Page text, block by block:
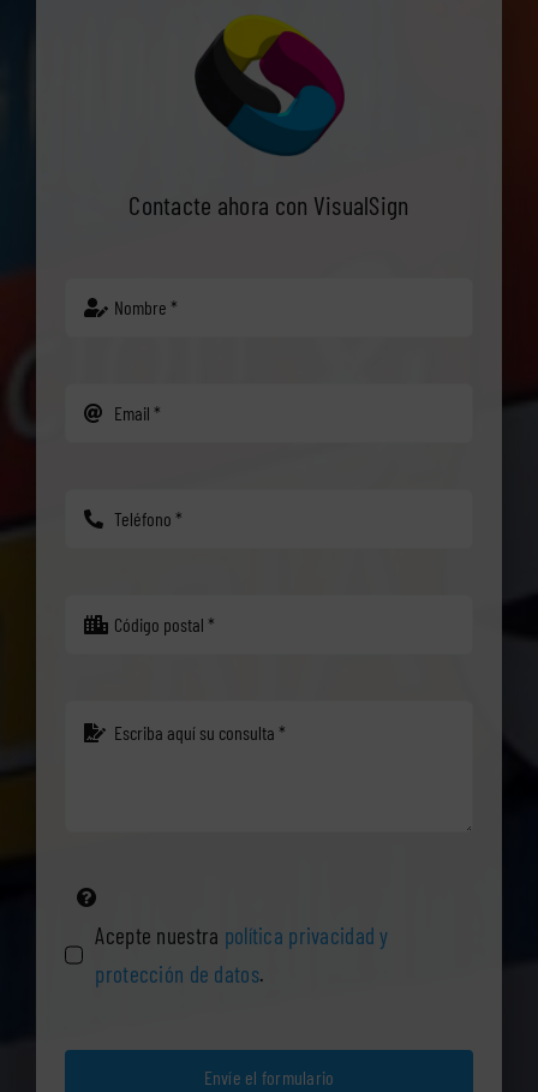
Contacte ahora con VisualSign
Acepte nuestra política privacidad y
protección de datos.
Envíe el formulario